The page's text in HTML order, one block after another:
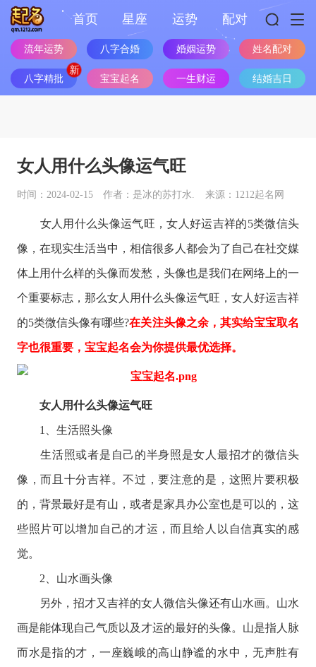
首页 星座 运势 配对
流年运势 八字合婚 婚姻运势 姓名配对
八字精批 宝宝起名 一生财运 结婚吉日
女人用什么头像运气旺
时间：2024-02-15 作者：是冰的苏打水. 来源：1212起名网
女人用什么头像运气旺，女人好运吉祥的5类微信头
像，在现实生活当中，相信很多人都会为了自己在社交媒
体上用什么样的头像而发愁，头像也是我们在网络上的一
个重要标志，那么女人用什么头像运气旺，女人好运吉祥
的5类微信头像有哪些?在关注头像之余，其实给宝宝取名
字也很重要，宝宝起名会为你提供最优选择。
女人用什么头像运气旺
1、生活照头像
生活照或者是自己的半身照是女人最招才的微信头
像，而且十分吉祥。不过，要注意的是，这照片要积极
的，背景最好是有山，或者是家具办公室也是可以的，这
些照片可以增加自己的才运，而且给人以自信真实的感
觉。
2、山水画头像
另外，招才又吉祥的女人微信头像还有山水画。山水
画是能体现自己气质以及才运的最好的头像。山是指人脉
而水是指的才，一座巍峨的高山静谧的水中，无声胜有